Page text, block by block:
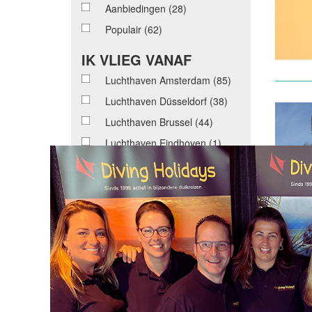
Aanbiedingen (28)
Populair (62)
IK VLIEG VANAF
Luchthaven Amsterdam (85)
Luchthaven Düsseldorf (38)
Luchthaven Brussel (44)
Luchthaven Eindhoven(1)
Luchthaven Maastricht(5)
Luchthaven Rotterdam